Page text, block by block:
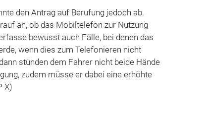
den Antrag auf Berufung jedoch ab.
an, ob das Mobiltelefon zur Nutzung
bewusst auch Fälle, bei denen das
wenn dies zum Telefonieren nicht
stünden dem Fahrer nicht beide Hände
zudem müsse er dabei eine erhöhte
X)